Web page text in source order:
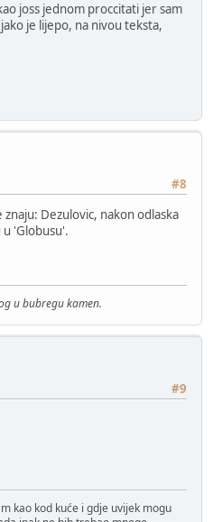
joss jednom proccitati jer sam
je lijepo, na nivou teksta,
#8
Dezulovic, nakon odlaska
u 'Globusu'.
u bubregu kamen.
#9
kao kod kuće i gdje uvijek mogu